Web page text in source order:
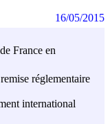
France en
réglementaire
international
16/05/2015